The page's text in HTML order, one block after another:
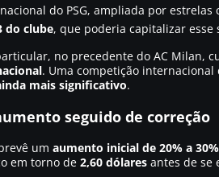
do PSG, ampliada por estrelas
do clube, que poderia capitalizar esse
no precedente do AC Milan,
. Uma competição internacional
mais significativo.
seguido de correção
um aumento inicial de 20% a 30%
em torno de 2,60 dólares antes de se